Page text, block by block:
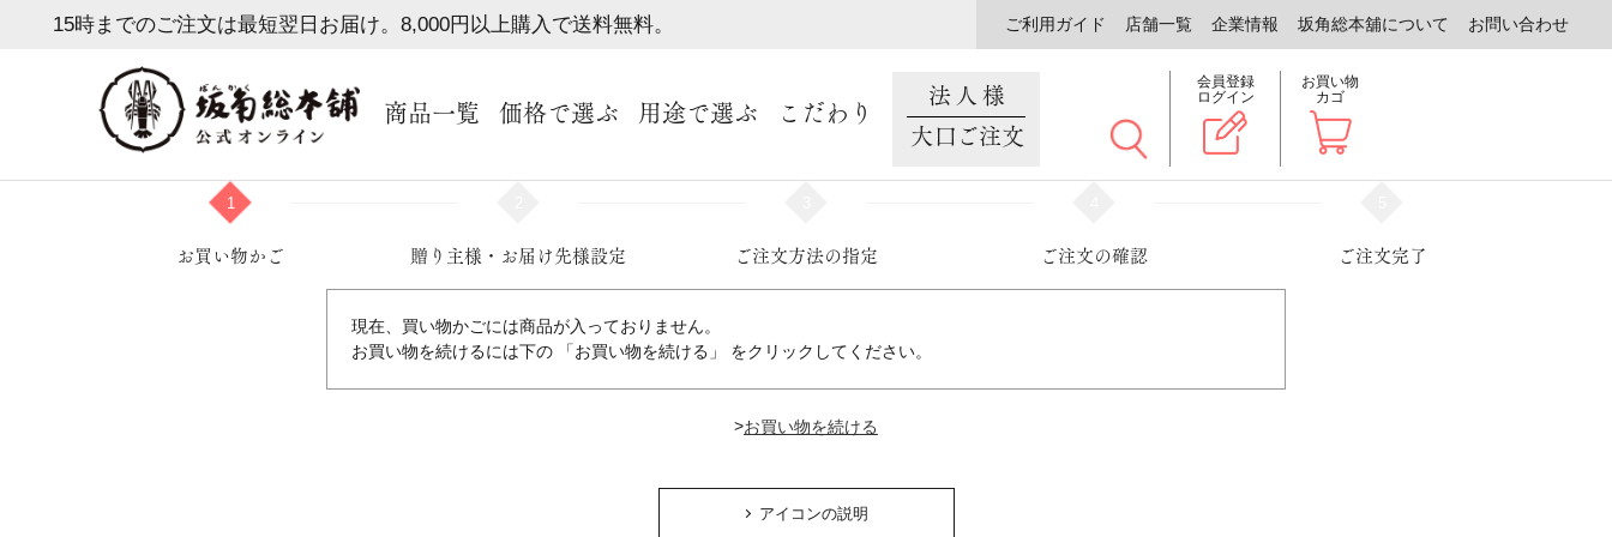
15時までのご注文は最短翌日お届け。8,000円以上購入で送料無料。 ご利用ガイド 店舗一覧 企業情報 坂角総本舖について お問い合わせ
商品一覧 価格で選ぶ 用途で選ぶ こだわり
法人様
大口ご注文
会員登録
ログイン
お買い物
カゴ
1
お買い物かご 贈り主様・お届け先様設定 ご注文方法の指定 ご注文の確認 ご注文完了
現在、買い物かごには商品が入っておりません。
お買い物を続けるには下の 「お買い物を続ける」 をクリックしてください。
>
アイコンの説明